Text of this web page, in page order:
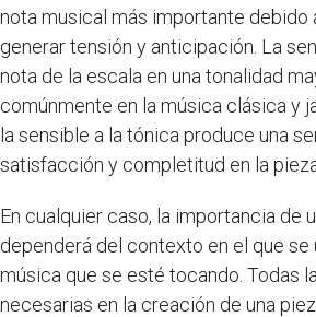
nota musical más importante debido
generar tensión y anticipación. La
nota de la escala en una tonalidad
comúnmente en la música clásica y
la sensible a la tónica produce una
satisfacción y completitud en la
En cualquier caso, la importancia de
dependerá del contexto en el que se
música que se esté tocando. Todas
necesarias en la creación de una